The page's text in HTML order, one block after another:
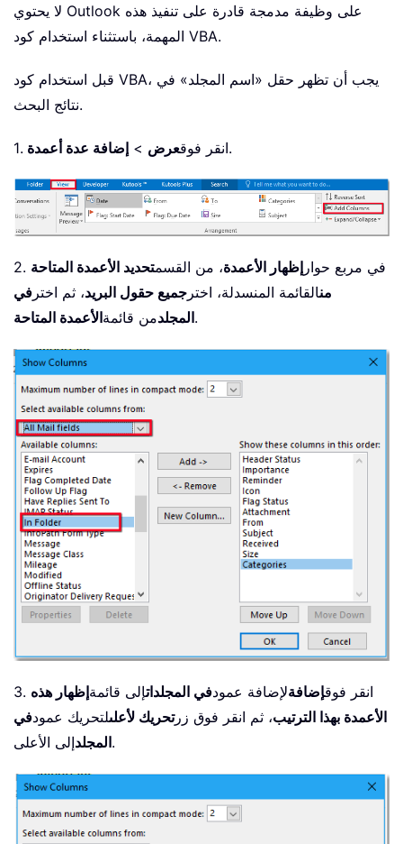
لا يحتوي Outlook على وظيفة مدمجة قادرة على تنفيذ هذه
المهمة، باستثناء استخدام كود VBA.
قبل استخدام كود VBA، يجب أن تظهر حقل «اسم المجلد» في
نتائج البحث.
1. انقر فوقعرض > إضافة عدة أعمدة .
2. في مربع حوار إظهار الأعمدة، من القسمتحديد الأعمدة المتاحة
منالقائمة المنسدلة، اختر جميع حقول البريد، ثم اختر في
المجلدمن قائمةالأعمدة المتاحة .
3. انقر فوقإضافةلإضافة عمودفي المجلداتإلى قائمةإظهار هذه
الأعمدة بهذا الترتيب، ثم انقر فوق زرتحريك لأعلىلتحريك عمودفي
المجلدإلى الأعلى.